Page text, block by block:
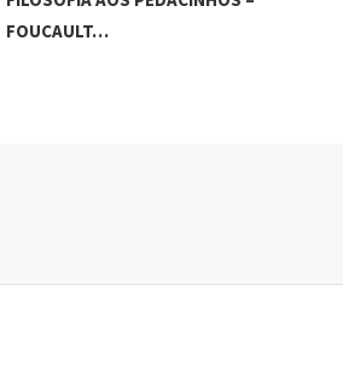
FOUCAULT…